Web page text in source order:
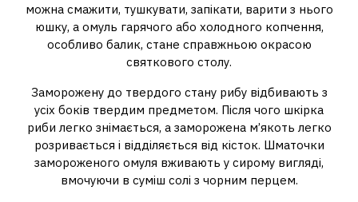
можна смажити, тушкувати, запікати, варити з нього
юшку, а омуль гарячого або холодного копчення,
особливо балик, стане справжньою окрасою
святкового столу.
Заморожену до твердого стану рибу відбивають з
усіх боків твердим предметом. Після чого шкірка
риби легко знімається, а заморожена м’якоть легко
розривається і відділяється від кісток. Шматочки
замороженого омуля вживають у сирому вигляді,
вмочуючи в суміш солі з чорним перцем.